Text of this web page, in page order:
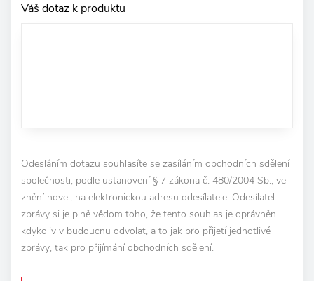
Váš dotaz k produktu
Odesláním dotazu souhlasíte se zasíláním obchodních sdělení
společnosti, podle ustanovení § 7 zákona č. 480/2004 Sb., ve
znění novel, na elektronickou adresu odesílatele. Odesílatel
zprávy si je plně vědom toho, že tento souhlas je oprávněn
kdykoliv v budoucnu odvolat, a to jak pro přijetí jednotlivé
zprávy, tak pro přijímání obchodních sdělení.